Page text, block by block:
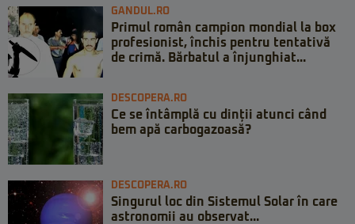
GANDUL.RO
Primul român campion mondial la box
profesionist, închis pentru tentativă
de crimă. Bărbatul a înjunghiat...
DESCOPERA.RO
Ce se întâmplă cu dinții atunci când
bem apă carbogazoasă?
DESCOPERA.RO
Singurul loc din Sistemul Solar în care
astronomii au observat...